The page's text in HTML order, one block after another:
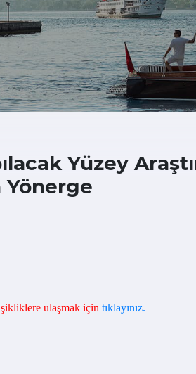
Yüzey
Yönerge
ulaşmak için tıklayınız.